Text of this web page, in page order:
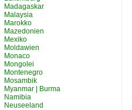
Madagaskar
Malaysia
Marokko
Mazedonien
Mexiko
Moldawien
Monaco
Mongolei
Montenegro
Mosambik
Myanmar | Burma
Namibia
Neuseeland